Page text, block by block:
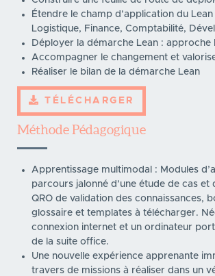
Étendre le champ d’application du
Logistique, Finance, Comptabilité,
Déployer la démarche Lean : approche
Accompagner le changement et
Réaliser le bilan de la démarche Lean
TÉLÉCHARGER
Méthode Pédagogique
Apprentissage multimodal : ​Modules
parcours jalonné d’une étude de cas et
QRO de validation des connaissances,
glossaire et templates à télécharger.
connexion internet et un ordinateur
de la suite office.
Une nouvelle expérience apprenante
travers de missions à réaliser dans un